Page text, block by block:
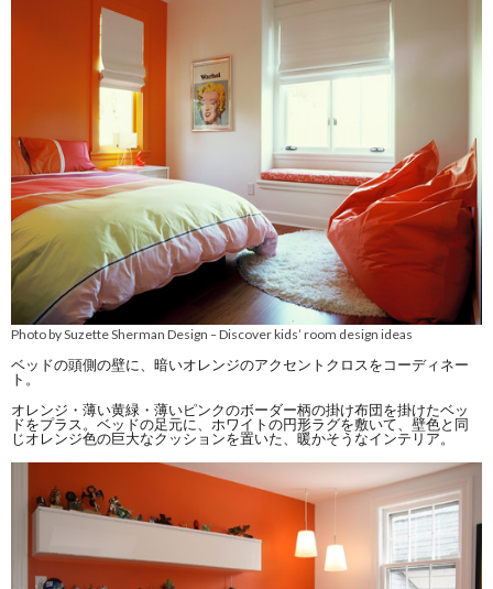
Photo by Suzette Sherman Design –Discover kids’ room design ideas
ベッドの頭側の壁に、暗いオレンジのアクセントクロスをコーディネー
ト。
オレンジ・薄い黄緑・薄いピンクのボーダー柄の掛け布団を掛けたベッ
ドをプラス。ベッドの足元に、ホワイトの円形ラグを敷いて、壁色と同
じオレンジ色の巨大なクッションを置いた、暖かそうなインテリア。